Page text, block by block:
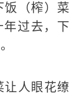
（榨）菜
年过去，下
人眼花缭